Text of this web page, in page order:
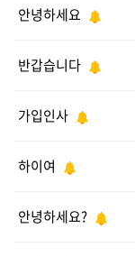
안녕하세요
반갑습니다
가입인사
하이여
안녕하세요?